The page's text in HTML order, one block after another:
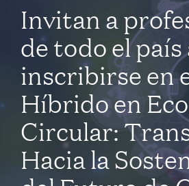
Invitan a
de todo el país
inscribirse en
Híbrido en
Circular:
Hacia la